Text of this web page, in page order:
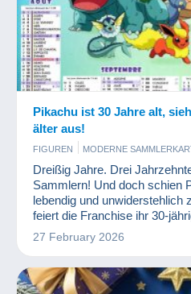
Pikachu ist 30 Jahre alt,
älter aus!
FIGUREN MODERNE
Dreißig Jahre. Drei
Sammlern! Und doch schien
lebendig und unwiderstehlich
feiert die Franchise ihr 30-
Welt der Sammler ist in
27 February 2026